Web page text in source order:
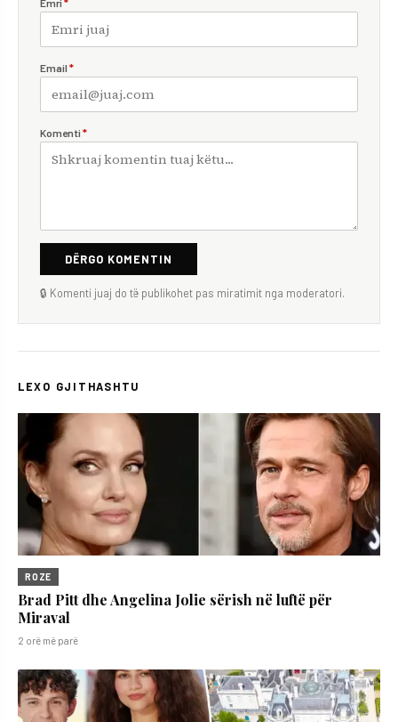
Emri *
Email *
Komenti *
DËRGO KOMENTIN
🔒 Komenti juaj do të publikohet pas miratimit nga moderatori.
LEXO GJITHASHTU
ROZE
Brad Pitt dhe Angelina Jolie sërish në luftë për
Miraval
2 orë më parë